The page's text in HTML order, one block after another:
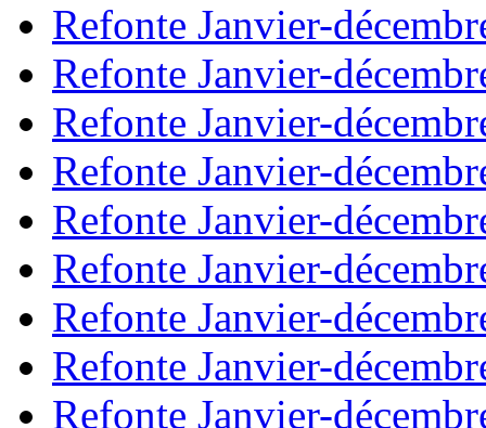
Refonte Janvier-
Refonte Janvier-
Refonte Janvier-
Refonte Janvier-
Refonte Janvier-
Refonte Janvier-
Refonte Janvier-
Refonte Janvier-
Refonte Janvier-